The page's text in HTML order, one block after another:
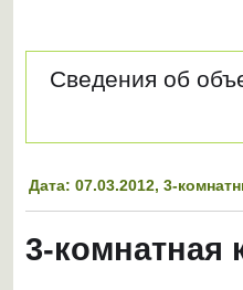
Сведения об
Дата: 07.03.2012, 3-
3-комнатная